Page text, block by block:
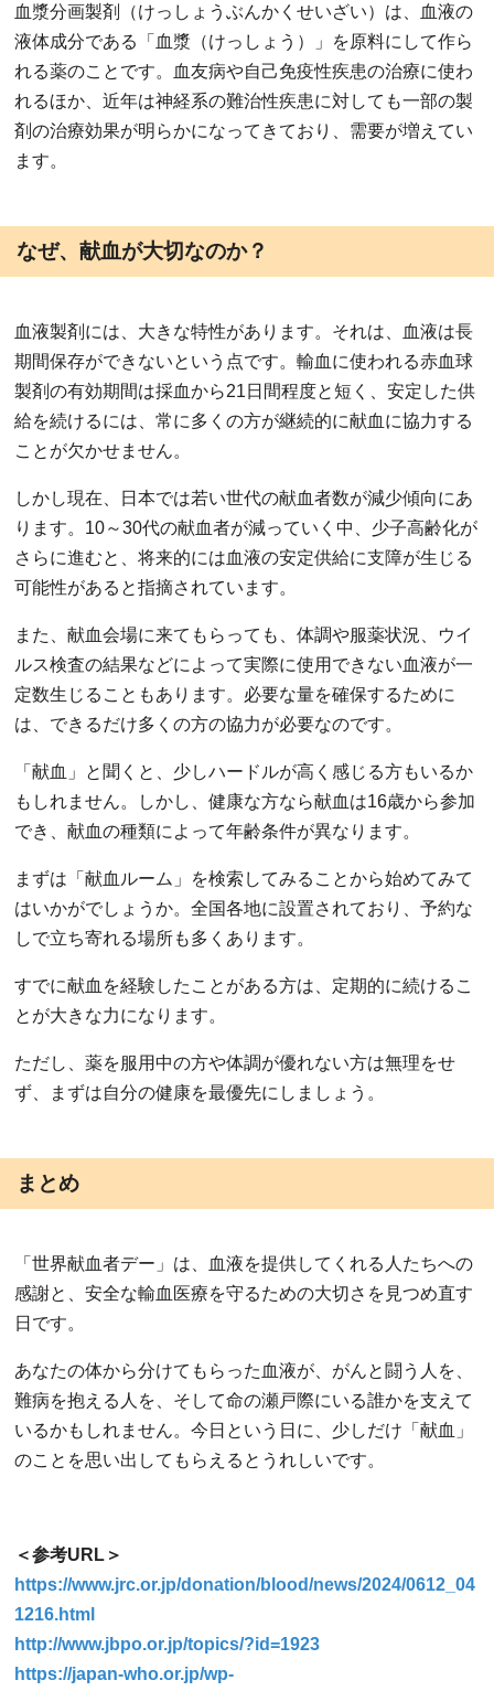
血漿分画製剤（けっしょうぶんかくせいざい）は、血液の
液体成分である「血漿（けっしょう）」を原料にして作ら
れる薬のことです。血友病や自己免疫性疾患の治療に使わ
れるほか、近年は神経系の難治性疾患に対しても一部の製
剤の治療効果が明らかになってきており、需要が増えてい
ます。
なぜ、献血が大切なのか？
血液製剤には、大きな特性があります。それは、血液は長
期間保存ができないという点です。輸血に使われる赤血球
製剤の有効期間は採血から21日間程度と短く、安定した供
給を続けるには、常に多くの方が継続的に献血に協力する
ことが欠かせません。
しかし現在、日本では若い世代の献血者数が減少傾向にあ
ります。10～30代の献血者が減っていく中、少子高齢化が
さらに進むと、将来的には血液の安定供給に支障が生じる
可能性があると指摘されています。
また、献血会場に来てもらっても、体調や服薬状況、ウイ
ルス検査の結果などによって実際に使用できない血液が一
定数生じることもあります。必要な量を確保するために
は、できるだけ多くの方の協力が必要なのです。
「献血」と聞くと、少しハードルが高く感じる方もいるか
もしれません。しかし、健康な方なら献血は16歳から参加
でき、献血の種類によって年齢条件が異なります。
まずは「献血ルーム」を検索してみることから始めてみて
はいかがでしょうか。全国各地に設置されており、予約な
しで立ち寄れる場所も多くあります。
すでに献血を経験したことがある方は、定期的に続けるこ
とが大きな力になります。
ただし、薬を服用中の方や体調が優れない方は無理をせ
ず、まずは自分の健康を最優先にしましょう。
まとめ
「世界献血者デー」は、血液を提供してくれる人たちへの
感謝と、安全な輸血医療を守るための大切さを見つめ直す
日です。
あなたの体から分けてもらった血液が、がんと闘う人を、
難病を抱える人を、そして命の瀬戸際にいる誰かを支えて
いるかもしれません。今日という日に、少しだけ「献血」
のことを思い出してもらえるとうれしいです。
＜参考URL＞
https://www.jrc.or.jp/donation/blood/news/2024/0612_04
1216.html
http://www.jbpo.or.jp/topics/?id=1923
https://japan-who.or.jp/wp-